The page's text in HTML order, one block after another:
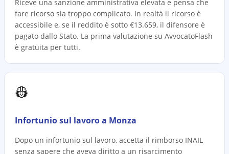
Riceve una sanzione amministrativa elevata e pensa che
fare ricorso sia troppo complicato. In realtà il ricorso è
accessibile e, se il reddito è sotto €13.659, il difensore è
pagato dallo Stato. La prima valutazione su AvvocatoFlash
è gratuita per tutti.
👷
Infortunio sul lavoro a Monza
Dopo un infortunio sul lavoro, accetta il rimborso INAIL
senza sapere che aveva diritto a un risarcimento